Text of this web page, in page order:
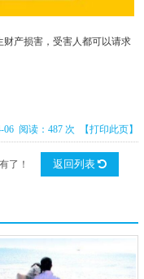
产损害，受害人都可以请求
06 阅读：487 次 【打印此页】
了！ 返回列表